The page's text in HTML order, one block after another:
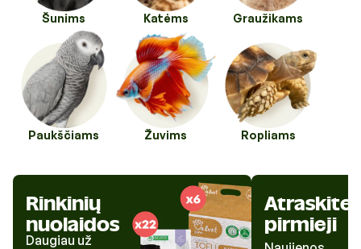
Šunims Katėms Graužikams
Paukščiams Žuvims Ropliams
Rinkinių
nuolaidos
Daugiau už
Atraskite
pirmieji